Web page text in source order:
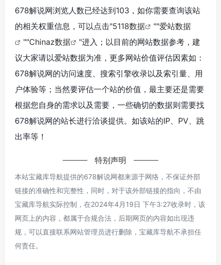
678解说网浏览人数已经达到103，如你需要查询该站
的相关权重信息，可以点击"5118数据 ""爱站数据
""Chinaz数据
"进入；以目前的网站数据参考，建
议大家请以爱站数据为准，更多网站价值评估因素如：
678解说网的访问速度、搜索引擎收录以及索引量、用
户体验等；当然要评估一个站的价值，最主要还是需要
根据您自身的需求以及需要，一些确切的数据则需要找
678解说网的站长进行洽谈提供。如该站的IP、PV、跳
出率等！
特别声明
本站宝藏库导航提供的678解说网都来源于网络，不保证外部
链接的准确性和完整性，同时，对于该外部链接的指向，不由
宝藏库导航实际控制，在2024年4月19日 下午3:27收录时，该
网页上的内容，都属于合规合法，后期网页的内容如出现违
规，可以直接联系网站管理员进行删除，宝藏库导航不承担任
何责任。